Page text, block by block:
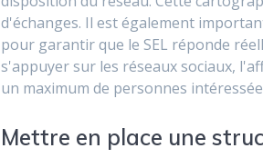
d'échanges. Il est également
pour garantir que le SEL réponde
s'appuyer sur les réseaux sociaux,
un maximum de personnes
Mettre en place une